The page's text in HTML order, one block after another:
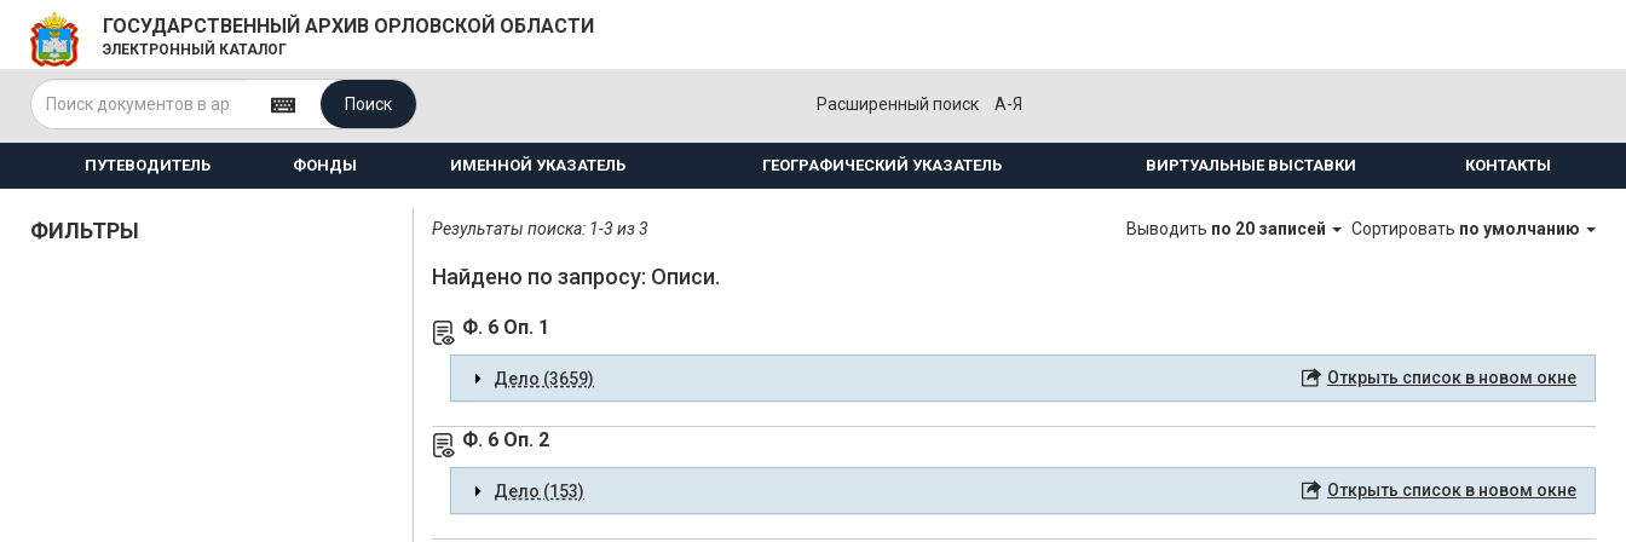
ГОСУДАРСТВЕННЫЙ АРХИВ ОРЛОВСКОЙ ОБЛАСТИ
ЭЛЕКТРОННЫЙ КАТАЛОГ
Поиск Расширенный поиск А-Я
ПУТЕВОДИТЕЛЬ ФОНДЫ ИМЕННОЙ УКАЗАТЕЛЬ ГЕОГРАФИЧЕСКИЙ УКАЗАТЕЛЬ ВИРТУАЛЬНЫЕ ВЫСТАВКИ КОНТАКТЫ
ФИЛЬТРЫ Результаты поиска: 1-3 из 3 Выводить по 20 записей Сортировать по умолчанию
Найдено по запросу: Описи.
Ф. 6 Оп. 1
Дело (3659) Открыть список в новом окне
Ф. 6 Оп. 2
Дело (153) Открыть список в новом окне